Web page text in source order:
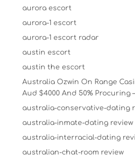
aurora escort
aurora-1 escort
aurora-1 escort radar
austin escort
austin the escort
Australia Ozwin On Range
Aud $4000 And 50% Procuring
australia-conservative-dating
australia-inmate-dating review
australia-interracial-dating
australian-chat-room review